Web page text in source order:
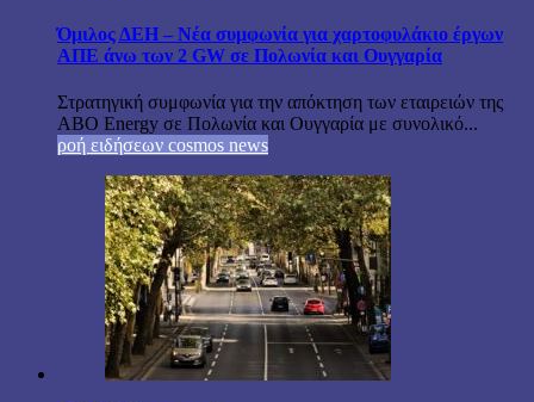
Όμιλος ΔΕΗ – Νέα συμφωνία για χαρτοφυλάκιο έργων
ΑΠΕ άνω των 2 GW σε Πολωνία και Ουγγαρία
Στρατηγική συμφωνία για την απόκτηση των εταιρειών της
ABO Energy σε Πολωνία και Ουγγαρία με συνολικό...
ροή ειδήσεων cosmos news